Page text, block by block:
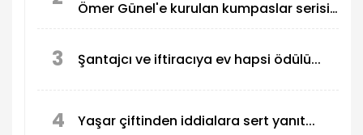
Ömer Günel'e kurulan kumpaslar serisi
3 Şantajcı ve iftiracıya ev hapsi ödülü...
4 Yaşar çiftinden iddialara sert yanıt...